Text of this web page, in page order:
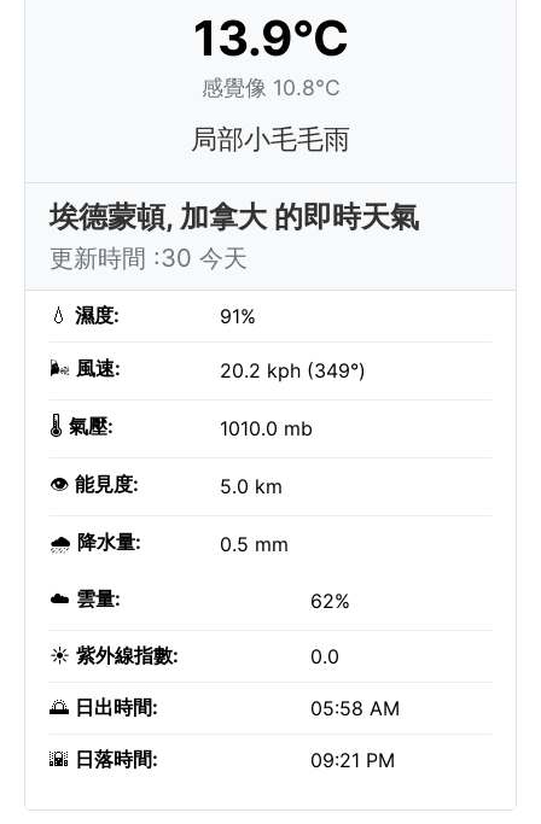
13.9°C
感覺像 10.8°C
局部小毛毛雨
埃德蒙頓, 加拿大 的即時天氣
更新時間 :30 今天
💧 濕度: 91%
🌬️ 風速: 20.2 kph (349°)
🌡️ 氣壓: 1010.0 mb
👁️ 能見度: 5.0 km
🌧️ 降水量: 0.5 mm
☁️ 雲量: 62%
☀️ 紫外線指數: 0.0
🌅 日出時間: 05:58 AM
🌇 日落時間: 09:21 PM